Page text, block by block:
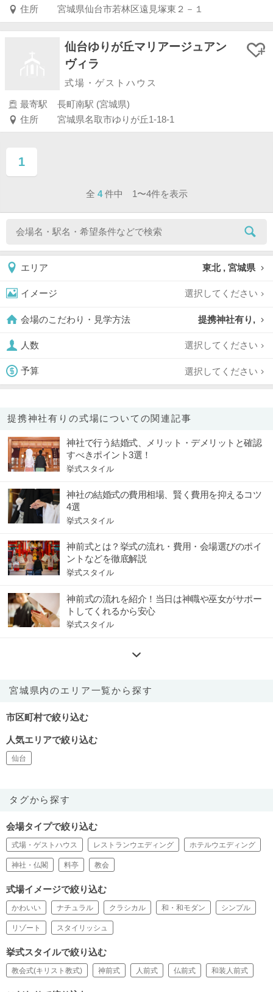
住所
宮城県仙台市若林区遠見塚東２－１
仙台ゆりが丘マリアージュアン
ヴィラ
式場・ゲストハウス
最寄駅
長町南駅 (宮城県)
住所
宮城県名取市ゆりが丘1-18-1
1
ページ目
全 4 件中 1〜4件を表示
エリア 東北 , 宮城県
イメージ 選択してください
会場のこだわり・見学方法 提携神社有り,
人数 選択してください
予算 選択してください
提携神社有りの式場についての関連記事
神社で行う結婚式、メリット・デメリットと確認
すべきポイント3選！
挙式スタイル
神社の結婚式の費用相場、賢く費用を抑えるコツ
4選
挙式スタイル
神前式とは？挙式の流れ・費用・会場選びのポイ
ントなどを徹底解説
挙式スタイル
神前式の流れを紹介！当日は神職や巫女がサポー
トしてくれるから安心
挙式スタイル
宮城県内のエリア一覧から探す
市区町村で絞り込む
人気エリアで絞り込む
仙台
タグから探す
会場タイプで絞り込む
式場・ゲストハウス レストランウエディング ホテルウエディング
神社・仏閣 料亭 教会
式場イメージで絞り込む
かわいい ナチュラル クラシカル 和・和モダン シンプル
リゾート スタイリッシュ
挙式スタイルで絞り込む
教会式(キリスト教式) 神前式 人前式 仏前式 和装人前式